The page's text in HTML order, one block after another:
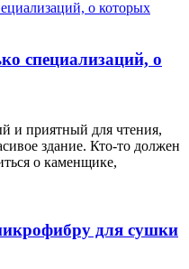
специализаций, о
и приятный для чтения,
здание. Кто-то должен
о каменщике,
для сушки